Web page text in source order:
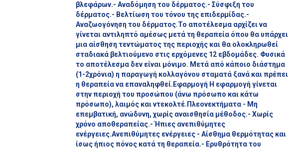
βλεφάρων.- Αναδόμηση του δέρματος.- Σύσφιξη του
δέρματος.- Βελτίωση του τόνου της επιδερμίδας.-
Αναζωογόνηση του δέρματος.Το αποτέλεσμα αρχίζει να
γίνεται αντιληπτό αμέσως μετά τη θεραπεία όπου θα υπάρχει
μια αίσθηση τεντώματος της περιοχής και θα ολοκληρωθεί
σταδιακά βελτιούμενο στις ερχόμενες 12 εβδομάδες. Φυσικά
το αποτέλεσμα δεν είναι μόνιμο. Μετά από κάποιο διάστημα
(1-2χρόνια) η παραγωγή κολλαγόνου σταματά ξανά και πρέπει
η θεραπεία να επαναληφθεί.Εφαρμογή Η εφαρμογή γίνεται
στην περιοχή του προσώπου (άνω πρόσωπο και κάτω
πρόσωπο), λαιμός και ντεκολτέ.Πλεονεκτήματα - Μη
επεμβατική, ανώδυνη, χωρίς αναισθησία μέθοδος.- Χωρίς
χρόνο αποθεραπείας.- Ήπιες ανεπιθύμητες
ενέργειες.Ανεπιθύμητες ενέργειες - Αίσθημα θερμότητας και
ίσως ήπιος πόνος κατά τη θεραπεία.- Ερυθρότητα του